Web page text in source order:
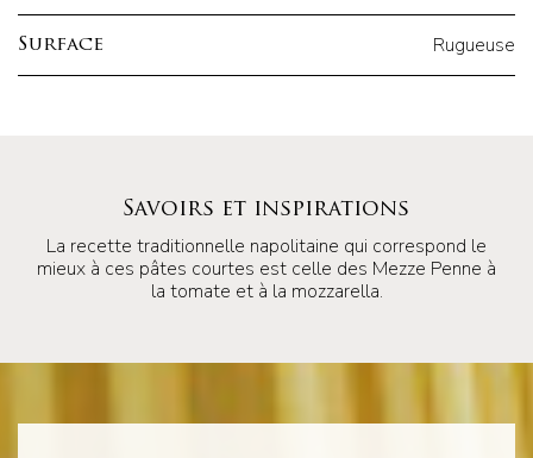
Surface Rugueuse
Savoirs et inspirations
La recette traditionnelle napolitaine qui correspond le
mieux à ces pâtes courtes est celle des Mezze Penne à
la tomate et à la mozzarella.